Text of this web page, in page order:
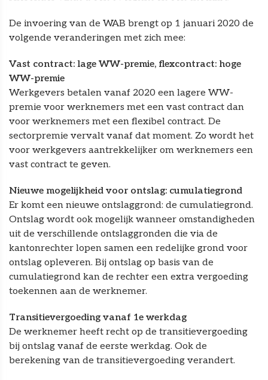
De invoering van de WAB brengt op 1 januari 2020 de
volgende veranderingen met zich mee:
Vast contract: lage WW-premie, flexcontract: hoge
WW-premie
Werkgevers betalen vanaf 2020 een lagere WW-
premie voor werknemers met een vast contract dan
voor werknemers met een flexibel contract. De
sectorpremie vervalt vanaf dat moment. Zo wordt het
voor werkgevers aantrekkelijker om werknemers een
vast contract te geven.
Nieuwe mogelijkheid voor ontslag: cumulatiegrond
Er komt een nieuwe ontslaggrond: de cumulatiegrond.
Ontslag wordt ook mogelijk wanneer omstandigheden
uit de verschillende ontslaggronden die via de
kantonrechter lopen samen een redelijke grond voor
ontslag opleveren. Bij ontslag op basis van de
cumulatiegrond kan de rechter een extra vergoeding
toekennen aan de werknemer.
Transitievergoeding vanaf 1e werkdag
De werknemer heeft recht op de transitievergoeding
bij ontslag vanaf de eerste werkdag. Ook de
berekening van de transitievergoeding verandert.